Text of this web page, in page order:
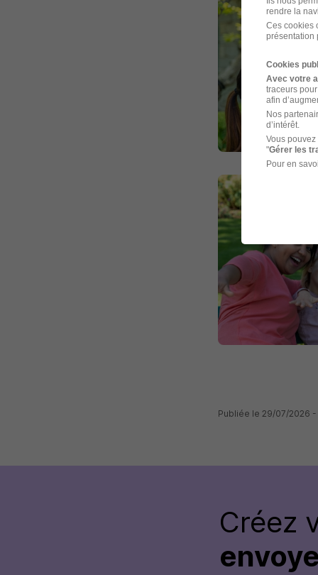
Publiée le 29/07/2026 -
Créez
rendre la
Ces cookies
présentation
Cookies
Avec votre
traceurs
afin
Nos
d’intérêt.
Vous
"Gérer les
Pour en